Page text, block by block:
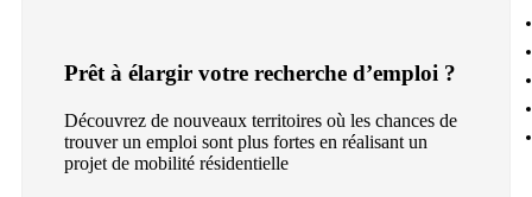
Prêt à élargir votre recherche d’emploi ?
Découvrez de nouveaux territoires où les chances de
trouver un emploi sont plus fortes en réalisant un
projet de mobilité résidentielle